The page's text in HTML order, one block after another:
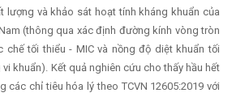
lượng và khảo sát hoạt tính kháng khuẩn của
(thông qua xác định đường kính vòng tròn
chế tối thiểu - MIC và nồng độ diệt khuẩn tối
vi khuẩn). Kết quả nghiên cứu cho thấy hầu hết
các chỉ tiêu hóa lý theo TCVN 12605:2019 với